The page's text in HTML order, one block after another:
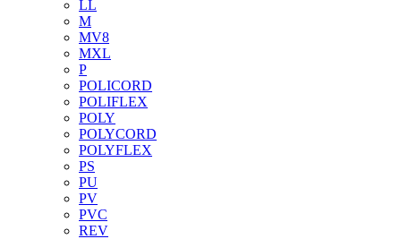
LL
M
MV8
MXL
P
POLICORD
POLIFLEX
POLY
POLYCORD
POLYFLEX
PS
PU
PV
PVC
REV